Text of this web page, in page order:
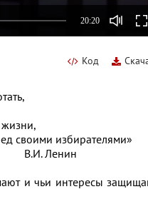
20:20
Код
и чьи интересы